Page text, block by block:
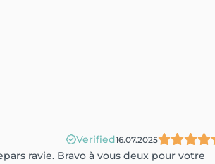
Verified16.07.2025
ravie. Bravo à vous deux pour votre